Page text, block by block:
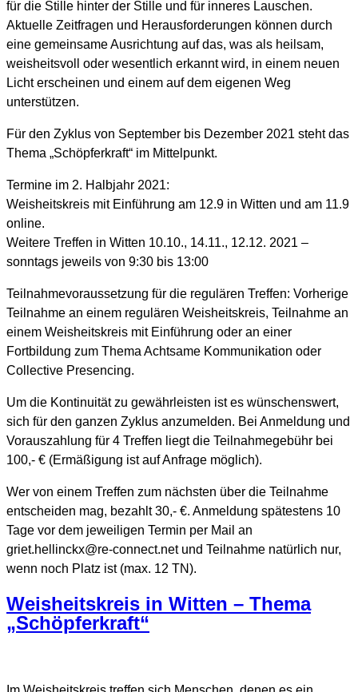
für die Stille hinter der Stille und für inneres Lauschen.
Aktuelle Zeitfragen und Herausforderungen können durch
eine gemeinsame Ausrichtung auf das, was als heilsam,
weisheitsvoll oder wesentlich erkannt wird, in einem neuen
Licht erscheinen und einem auf dem eigenen Weg
unterstützen.
Für den Zyklus von September bis Dezember 2021 steht das
Thema „Schöpferkraft“ im Mittelpunkt.
Termine im 2. Halbjahr 2021:
Weisheitskreis mit Einführung am 12.9 in Witten und am 11.9
online.
Weitere Treffen in Witten 10.10., 14.11., 12.12. 2021 –
sonntags jeweils von 9:30 bis 13:00
Teilnahmevoraussetzung für die regulären Treffen: Vorherige
Teilnahme an einem regulären Weisheitskreis, Teilnahme an
einem Weisheitskreis mit Einführung oder an einer
Fortbildung zum Thema Achtsame Kommunikation oder
Collective Presencing.
Um die Kontinuität zu gewährleisten ist es wünschenswert,
sich für den ganzen Zyklus anzumelden. Bei Anmeldung und
Vorauszahlung für 4 Treffen liegt die Teilnahmegebühr bei
100,- € (Ermäßigung ist auf Anfrage möglich).
Wer von einem Treffen zum nächsten über die Teilnahme
entscheiden mag, bezahlt 30,- €. Anmeldung spätestens 10
Tage vor dem jeweiligen Termin per Mail an
griet.hellinckx@re-connect.net und Teilnahme natürlich nur,
wenn noch Platz ist (max. 12 TN).
Weisheitskreis in Witten – Thema
„Schöpferkraft“